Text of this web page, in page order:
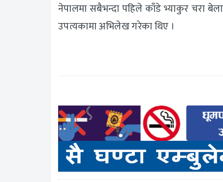
नेपालमा सबैभन्दा पहिले काँडे भ्याकुर चरा
उपत्यकामा अभिलेख गरेका थिए ।